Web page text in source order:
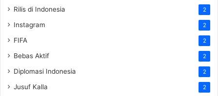
Rilis di Indonesia 2
Instagram 2
FIFA 2
Bebas Aktif 2
Diplomasi Indonesia 2
Jusuf Kalla 2